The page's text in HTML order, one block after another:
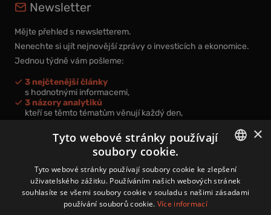
Newsletter
Mějte přehled s newsletterem.
Nenechte si ujít nejnovější zprávy o investicích a ekonomice.
Jednou týdně vám pošleme:
3 nejčtenější články
s hodnotnými informacemi,
3 názory analytiků
kteří se těmto tématům věnují každý den,
nová videa a podcasty
k prohloubení vašich znalostí.
Přihlášením k newsletteru vyjadřujete svůj souhlas spodmínkami
zpracování osobních údajů.
CZECH
×
Tyto webové stránky používají
soubory cookie.
Tyto webové stránky používají soubory cookie ke zlepšení
uživatelského zážitku. Používáním našich webových stránek
souhlasíte se všemi soubory cookie v souladu s našimi zásadami
používání souborů cookie. Více informací